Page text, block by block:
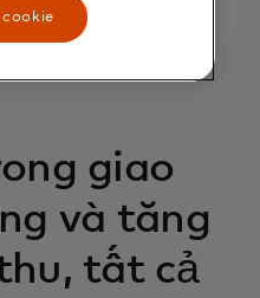
giao
và tăng
tất cả